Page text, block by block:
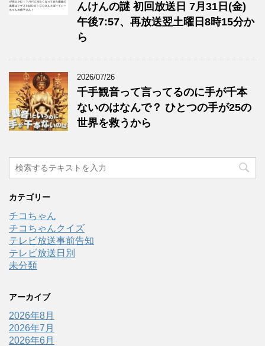
んけんの謎 初回放送日 7月31日(金)
午後7:57、再放送翌土曜日8時15分か
ら
2026/07/26
千手観音って言ってるのに手が千本
ないのはなんで？ ひとつの手が25の
世界を救うから
カテゴリー
チコちゃん
チコちゃんクイズ
テレビ放送事前告知
テレビ放送日別
未分類
アーカイブ
2026年8月
2026年7月
2026年6月